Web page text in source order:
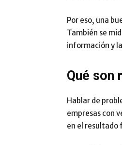
Por eso, una
También se
información y
Qué son
Hablar de
empresas con
en el resultado